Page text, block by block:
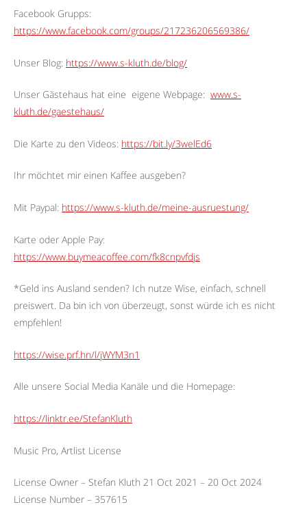
Facebook Grupps:
https://www.facebook.com/groups/217236206569386/
Unser Blog: https://www.s-kluth.de/blog/
Unser Gästehaus hat eine eigene Webpage: www.s-
kluth.de/gaestehaus/
Die Karte zu den Videos: https://bit.ly/3welEd6
Ihr möchtet mir einen Kaffee ausgeben?
Mit Paypal: https://www.s-kluth.de/meine-ausruestung/
Karte oder Apple Pay:
https://www.buymeacoffee.com/fk8cnpvfdjs
*Geld ins Ausland senden? Ich nutze Wise, einfach, schnell
preiswert. Da bin ich von überzeugt, sonst würde ich es nicht
empfehlen!
https://wise.prf.hn/l/jWYM3n1
Alle unsere Social Media Kanäle und die Homepage:
https://linktr.ee/StefanKluth
Music Pro, Artlist License
License Owner – Stefan Kluth 21 Oct 2021 – 20 Oct 2024
License Number – 357615